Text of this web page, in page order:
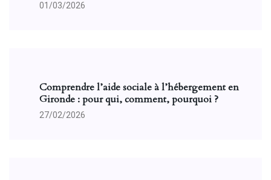
01/03/2026
Comprendre l’aide sociale à l’hébergement en
Gironde : pour qui, comment, pourquoi ?
27/02/2026